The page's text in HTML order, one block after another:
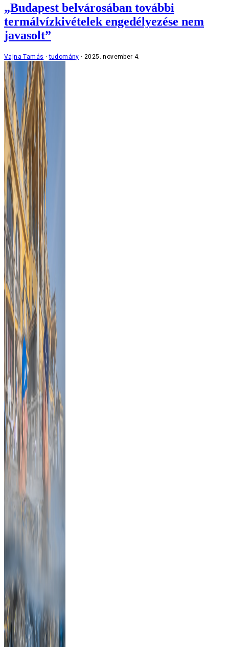
„Budapest belvárosában további
termálvízkivételek engedélyezése nem
javasolt”
Vajna Tamás tudomány 2025. november 4.